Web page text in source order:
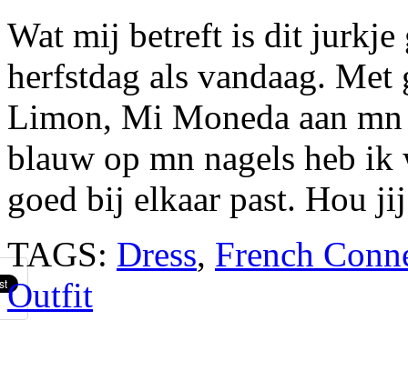
Wat mij betreft is dit jurkje
herfstdag als vandaag.
Limon, Mi Moneda aan
blauw op mn nagels heb
goed bij elkaar past. Hou
TAGS: Dress, French
Outfit